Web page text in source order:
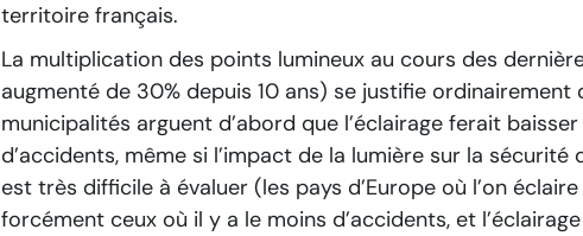
territoire français.
La multiplication des points lumineux au cours des
augmenté de 30% depuis 10 ans) se justifie ordinairement
municipalités arguent d’abord que l’éclairage ferait
d’accidents, même si l’impact de la lumière sur la
est très difficile à évaluer (les pays d’Europe où l’on
forcément ceux où il y a le moins d’accidents, et